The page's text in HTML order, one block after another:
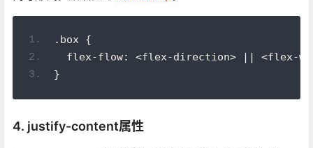
.box {
flex-flow: <flex-direction> || <flex-
}
4. justify-content属性